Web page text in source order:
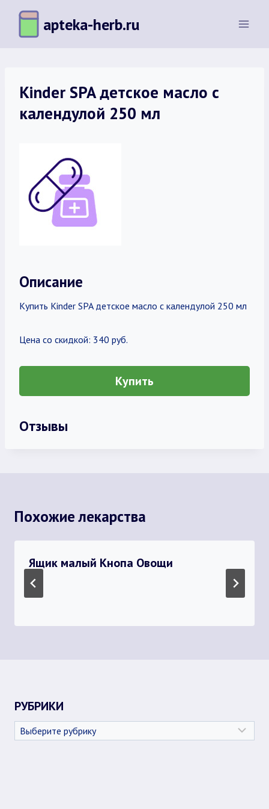
Перейти
содержимому
apteka-herb.ru
Kinder SPA детское масло с
календулой 250 мл
Описание
Купить Kinder SPA детское масло с календулой 250 мл
Цена со скидкой: 340 руб.
Купить
Отзывы
Похожие лекарства
Ящик малый Кнопа Овощи
РУБРИКИ
Рубрики